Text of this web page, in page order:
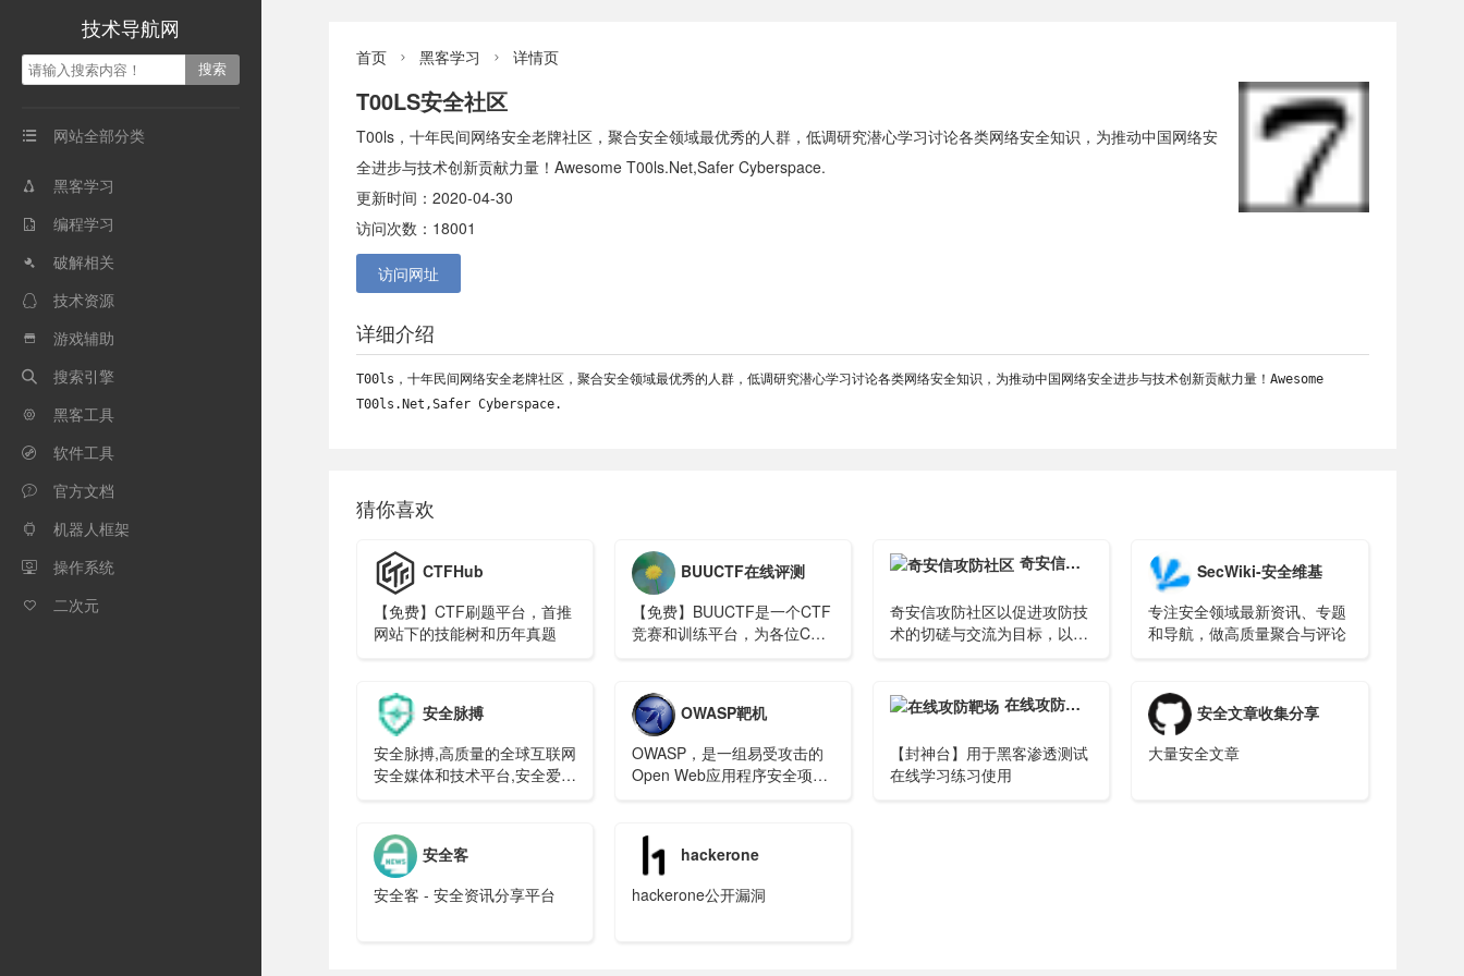
技术导航网
 网站全部分类
 黑客学习
 编程学习
 破解相关
 技术资源
 游戏辅助
 搜索引擎
 黑客工具
 软件工具
 官方文档
 机器人框架
 操作系统
 二次元
首页  黑客学习  详情页
T00LS安全社区
T00ls，十年民间网络安全老牌社区，聚合安全领域最优秀的人群，低调研究潜心学习讨论各类网络安全知识，为推动中国网络安
全进步与技术创新贡献力量！Awesome T00ls.Net,Safer Cyberspace.
更新时间：2020-04-30
访问次数：18001
访问网址
详细介绍
T00ls，十年民间网络安全老牌社区，聚合安全领域最优秀的人群，低调研究潜心学习讨论各类网络安全知识，为推动中国网络安全进步与技术创新贡献力量！Awesome
T00ls.Net,Safer Cyberspace.
猜你喜欢
CTFHub
【免费】CTF刷题平台，首推
网站下的技能树和历年真题
BUUCTF在线评测
【免费】BUUCTF是一个CTF
竞赛和训练平台，为各位CTF
奇安信攻防社区
奇安信攻防社区以促进攻防技
术的切磋与交流为目标，以分
SecWiki-安全维基
专注安全领域最新资讯、专题
和导航，做高质量聚合与评论
安全脉搏
安全脉搏,高质量的全球互联网
安全媒体和技术平台,安全爱好
品质，关注安全，深耕安全是
安全脉搏多年来不变的宗旨和
初心。SecPulse.Com
OWASP靶机
OWASP，是一组易受攻击的
Open Web应用程序安全项
类型的漏洞，例如：SQL注
入、XSS攻击等等。它是由一
家非营利性组织——OWASP
基金会提供持续性支持，可免
在线攻防靶场
【封神台】用于黑客渗透测试
在线学习练习使用
安全文章收集分享
大量安全文章
安全客
安全客 - 安全资讯分享平台
hackerone
hackerone公开漏洞